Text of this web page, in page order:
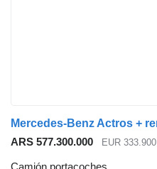
Mercedes-Benz Actros +
ARS 577.300.000
EUR 333.900
Camión portacoches